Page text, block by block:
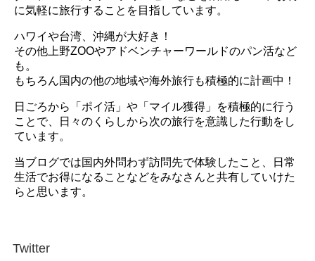
に気軽に旅行することを目指しています。
ハワイや台湾、沖縄が大好き！
その他上野ZOOやアドベンチャーワールドのパン活など
も。
もちろん国内の他の地域や海外旅行も積極的に計画中！
日ごろから「ポイ活」や「マイル獲得」を積極的に行う
ことで、日々のくらしから次の旅行を意識した行動をし
ています。
当ブログでは国内外問わず訪問先で体験したこと、日常
生活でお得になることなどをみなさんと共有していけた
らと思います。
Twitter